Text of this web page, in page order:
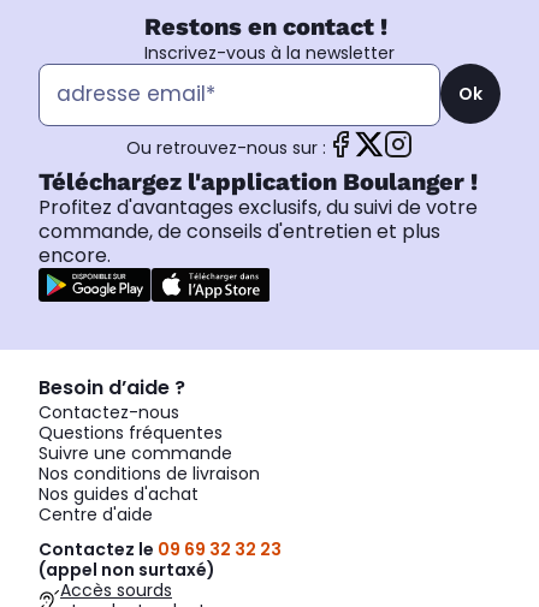
Restons en contact !
Inscrivez-vous à la newsletter
Ok
Ou retrouvez-nous sur :
Téléchargez l'application Boulanger !
Profitez d'avantages exclusifs, du suivi de votre
commande, de conseils d'entretien et plus
encore.
Besoin d’aide ?
Contactez-nous
Questions fréquentes
Suivre une commande
Nos conditions de livraison
Nos guides d'achat
Centre d'aide
Contactez le 09 69 32 32 23
(appel non surtaxé)
Accès sourds